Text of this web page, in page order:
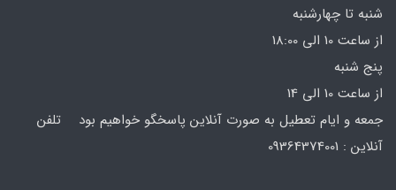
شنبه تا چهارشنبه
از ساعت 10 الی 18:00
پنج شنبه
از ساعت 10 الی 14
جمعه و ایام تعطیل به صورت آنلاین پاسخگو خواهیم بود تلفن